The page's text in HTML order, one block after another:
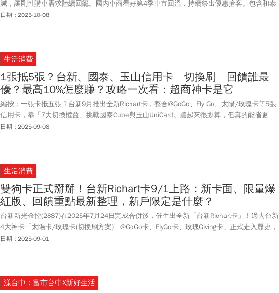
減，讓剛性購車需求陸續回籠。國內車商看好第4季車市回溫，持續祭出優惠搶客。包含和泰
車、福特六和、納智捷、中華三菱、現代汽車南陽實業、特斯拉、台灣福斯，紛紛祭出優惠措
日期：2025-10-08
生活消費
1張抵5張？台新、國泰、玉山信用卡「切換刷」回饋誰最
優？最高10%怎麼賺？攻略一次看：超商神卡是它
編按：一張卡抵五張？台新9月推出全新Richart卡，整合@GoGo、Fly Go、太陽/玫瑰卡等5張
信用卡，靠「7大切換權益」挑戰國泰Cube與玉山UniCard。聽起來很划算，但真的能省更
多、刷得更聰明嗎？懶錢包整理3大切換卡優缺點，一次比較誰才是最強神卡！
日期：2025-09-08
生活消費
雙狗卡正式掰掰！台新Richart卡9/1上路：新卡面、限量爆
紅版、回饋重點最新整理，新戶限定是什麼？
台新新光金控(2887)在2025年7月24日完成合併後，催生出全新「台新Richart卡」！過去台新
4大神卡「太陽卡/玫瑰卡(切換刷方案)、@GoGo卡、FlyGo卡、玫瑰Giving卡」正式走入歷史，
台新Richart卡成為信用卡市場上第3張權益自選的信用卡，屆時將與國泰世華CUBE卡、玉山
日期：2025-09-01
漾台中：富市台中X新好生活